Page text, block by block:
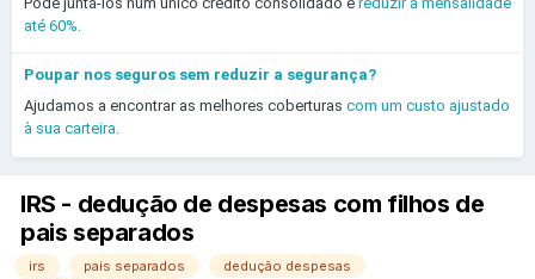
até 60%.
Poupar nos seguros sem reduzir a segurança?
Ajudamos a encontrar as melhores coberturas com um custo ajustado
à sua carteira.
IRS - dedução de despesas com filhos de
pais separados
irs pais separados
dedução despesas